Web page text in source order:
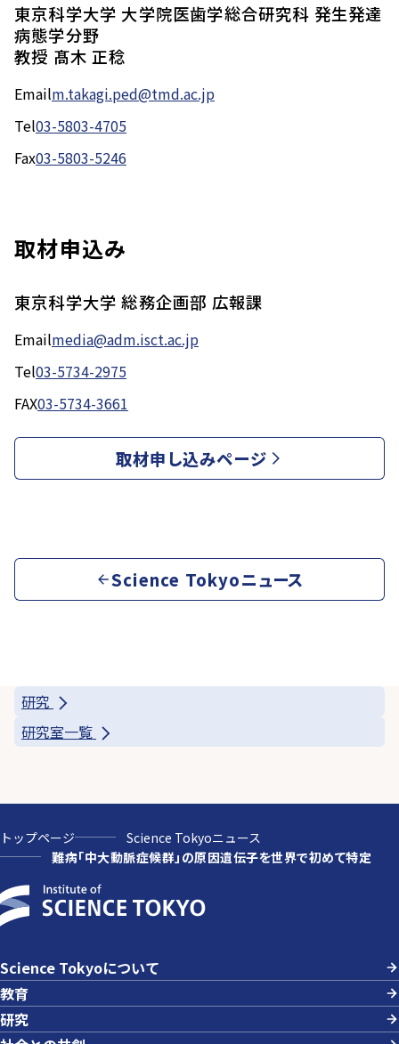
東京科学大学 大学院医歯学総合研究科 発生発達
病態学分野
教授 髙木 正稔
Emailm.takagi.ped@tmd.ac.jp
Tel03-5803-4705
Fax03-5803-5246
取材申込み
東京科学大学 総務企画部 広報課
Emailmedia@adm.isct.ac.jp
Tel03-5734-2975
FAX03-5734-3661
取材申し込みページ
Science Tokyoニュース
研究
研究室一覧
トップページ
Science Tokyoニュース
難病「中大動脈症候群」の原因遺伝子を世界で初めて特定
Science Tokyoについて
教育
研究